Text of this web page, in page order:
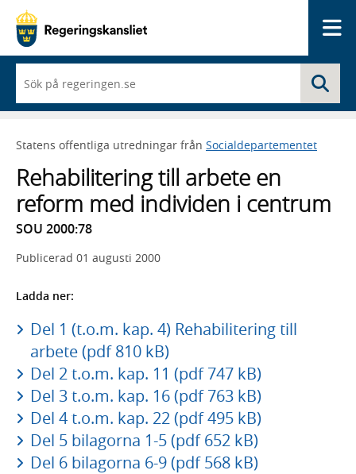
du
börjar
skriva
framträder
lista
med
sökförslag
Statens offentliga utredningar från Socialdepartementet
Rehabilitering till arbete en
reform med individen i centrum
SOU 2000:78
Publicerad 01 augusti 2000
Ladda ner:
Del 1 (t.o.m. kap. 4) Rehabilitering till
arbete (pdf 810 kB)
Del 2 t.o.m. kap. 11 (pdf 747 kB)
Del 3 t.o.m. kap. 16 (pdf 763 kB)
Del 4 t.o.m. kap. 22 (pdf 495 kB)
Del 5 bilagorna 1-5 (pdf 652 kB)
Del 6 bilagorna 6-9 (pdf 568 kB)